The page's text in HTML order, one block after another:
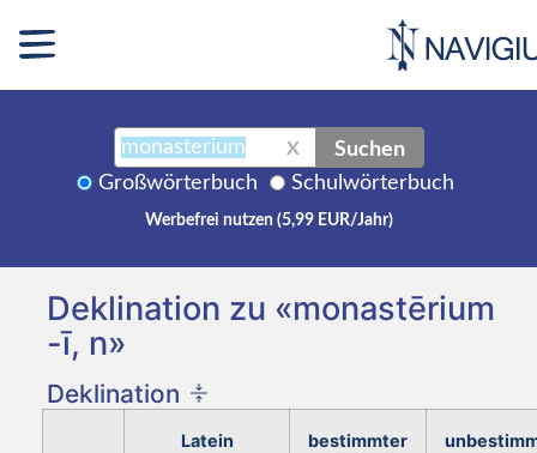
X Suchen
Großwörterbuch Schulwörterbuch
Werbefrei nutzen (5,99 EUR/Jahr)
Deklination zu «monastērium
-ī, n»
Deklination
Latein
bestimmter